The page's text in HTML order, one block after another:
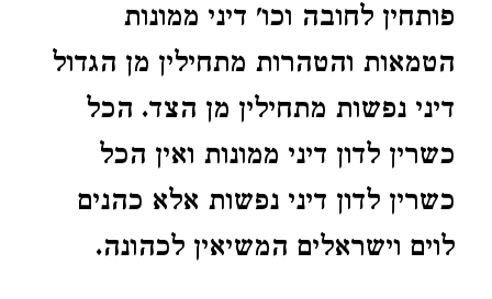
פותחין לחובה וכו' דיני ממונות
הטמאות והטהרות מתחילין מן הגדול
דיני נפשות מתחילין מן הצד. הכל
כשרין לדון דיני ממונות ואין הכל
כשרין לדון דיני נפשות אלא כהנים
לוים וישראלים המשיאין לכהונה.